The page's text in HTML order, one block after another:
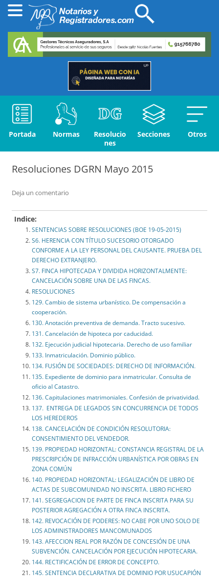
Portada Normas
Resolucio
nes
Secciones Otros
Resoluciones DGRN Mayo 2015
Deja un comentario
Indice:
SENTENCIAS SOBRE RESOLUCIONES (BOE 19-05-2015)
S6. HERENCIA CON TÍTULO SUCESORIO OTORGADO
CONFORME A LA LEY PERSONAL DEL CAUSANTE. PRUEBA DEL
DERECHO EXTRANJERO.
S7. FINCA HIPOTECADA Y DIVIDIDA HORIZONTALMENTE:
CANCELACIÓN SOBRE UNA DE LAS FINCAS.
RESOLUCIONES
129. Cambio de sistema urbanístico. De compensación a
cooperación.
130. Anotación preventiva de demanda. Tracto sucesivo.
131. Cancelación de hipoteca por caducidad.
132. Ejecución judicial hipotecaria. Derecho de uso familiar
133. Inmatriculación. Dominio público.
134. FUSIÓN DE SOCIEDADES: DERECHO DE INFORMACIÓN.
135. Expediente de dominio para inmatricular. Consulta de
oficio al Catastro.
136. Capitulaciones matrimoniales. Confesión de privatividad.
137. ENTREGA DE LEGADOS SIN CONCURRENCIA DE TODOS
LOS HEREDEROS
138. CANCELACIÓN DE CONDICIÓN RESOLUTORIA:
CONSENTIMIENTO DEL VENDEDOR.
139. PROPIEDAD HORIZONTAL: CONSTANCIA REGISTRAL DE LA
PRESCRIPCIÓN DE INFRACCIÓN URBANÍSTICA POR OBRAS EN
ZONA COMÚN
140. PROPIEDAD HORIZONTAL: LEGALIZACIÓN DE LIBRO DE
ACTAS DE SUBCOMUNIDAD NO INSCRITA. LIBRO FICHERO
141. SEGREGACION DE PARTE DE FINCA INSCRITA PARA SU
POSTERIOR AGREGACIÓN A OTRA FINCA INSCRITA.
142. REVOCACIÓN DE PODERES: NO CABE POR UNO SOLO DE
LOS ADMINISTRADORES MANCOMUNADOS
143. AFECCION REAL POR RAZÓN DE CONCESIÓN DE UNA
SUBVENCIÓN. CANCELACIÓN POR EJECUCIÓN HIPOTECARIA.
144. RECTIFICACIÓN DE ERROR DE CONCEPTO.
145. SENTENCIA DECLARATIVA DE DOMINIO POR USUCAPIÓN